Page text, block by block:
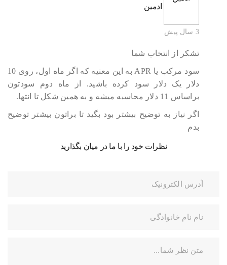
ادمین
3 سال پیش
تشکر از انتخاب شما
سود مرکب یا APR به این معنیه که اگر ماه اول، روی 10
دلار یک دلار سود کرده باشید. از ماه دوم سودتون
براساس 11 دلار محاسبه میشه و به همین شکل تا انتها.
اگر نیاز به توضیح بیشتر بود بگید تا براتون بیشتر توضیح
بدم
نظرات خود را با ما در میان بگذارید